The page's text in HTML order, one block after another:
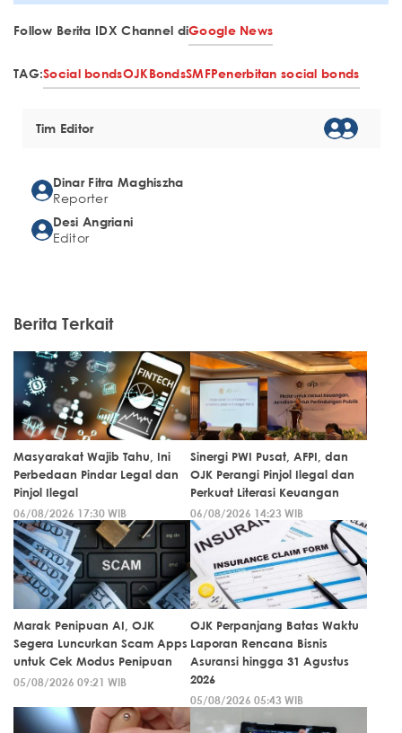
Follow Berita IDX Channel diGoogle News
TAG:Social bondsOJKBondsSMFPenerbitan social bonds
Tim Editor
Dinar Fitra Maghiszha
Reporter
Desi Angriani
Editor
Berita Terkait
Masyarakat Wajib Tahu, Ini
Perbedaan Pindar Legal dan
Pinjol Ilegal
06/08/2026 17:30 WIB
Sinergi PWI Pusat, AFPI, dan
OJK Perangi Pinjol Ilegal dan
Perkuat Literasi Keuangan
06/08/2026 14:23 WIB
Marak Penipuan AI, OJK
Segera Luncurkan Scam Apps
untuk Cek Modus Penipuan
05/08/2026 09:21 WIB
OJK Perpanjang Batas Waktu
Laporan Rencana Bisnis
Asuransi hingga 31 Agustus
2026
05/08/2026 05:43 WIB